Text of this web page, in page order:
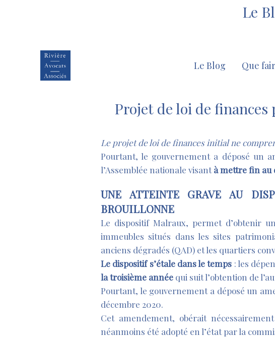
Le
Le Blog Que
Projet de loi de finances
Le projet de loi de finances initial ne
Pourtant, le gouvernement a déposé un
l’Assemblée nationale visantà mettre fin au
UNE ATTEINTE GRAVE AU
BROUILLONNE
Le dispositif Malraux, permet d’obtenir
immeubles situés dans les sites
anciens dégradés (QAD) et les quartiers
Le dispositif s’étale dans le temps : les
la troisième année qui suit l’obtention de
Pourtant, le gouvernement a déposé un
décembre 2020.
Cet amendement, obérait
néanmoins été adopté en l’état par la